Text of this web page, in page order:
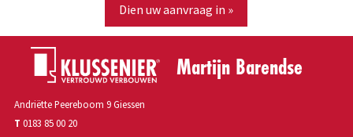
Dien uw aanvraag in »
Martijn Barendse
Andriëtte Peereboom 9 Giessen
T 0183 85 00 20